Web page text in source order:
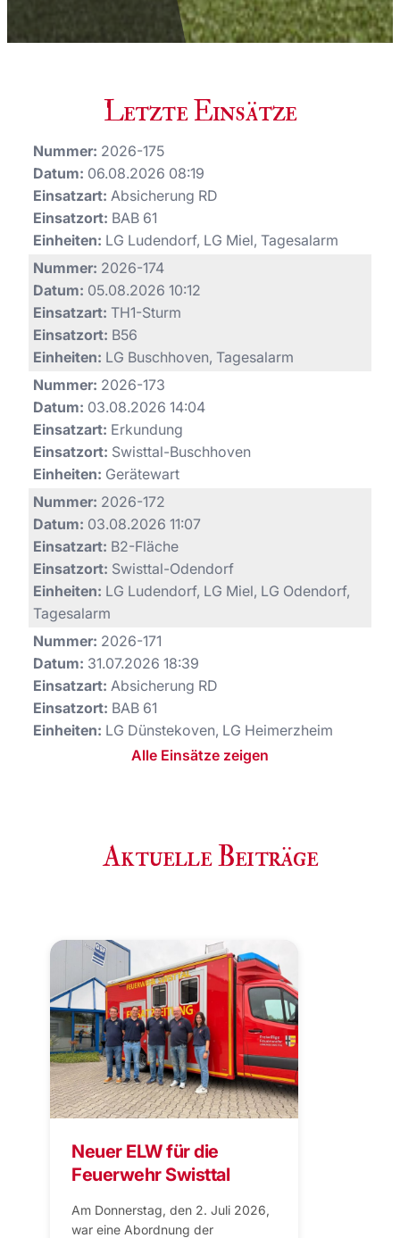
Letzte Einsätze
Nummer: 2026-175
Datum: 06.08.2026 08:19
Einsatzart: Absicherung RD
Einsatzort: BAB 61
Einheiten: LG Ludendorf, LG Miel, Tagesalarm
Nummer: 2026-174
Datum: 05.08.2026 10:12
Einsatzart: TH1-Sturm
Einsatzort: B56
Einheiten: LG Buschhoven, Tagesalarm
Nummer: 2026-173
Datum: 03.08.2026 14:04
Einsatzart: Erkundung
Einsatzort: Swisttal-Buschhoven
Einheiten: Gerätewart
Nummer: 2026-172
Datum: 03.08.2026 11:07
Einsatzart: B2-Fläche
Einsatzort: Swisttal-Odendorf
Einheiten: LG Ludendorf, LG Miel, LG Odendorf,
Tagesalarm
Nummer: 2026-171
Datum: 31.07.2026 18:39
Einsatzart: Absicherung RD
Einsatzort: BAB 61
Einheiten: LG Dünstekoven, LG Heimerzheim
Alle Einsätze zeigen
Aktuelle Beiträge
Neuer ELW für die
Feuerwehr Swisttal
Am Donnerstag, den 2. Juli 2026,
war eine Abordnung der